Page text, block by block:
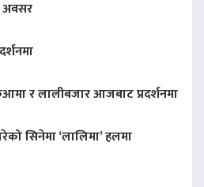
अवसर
र लालीबजार आजबाट प्रदर्शनमा
सिनेमा ‘लालिमा’ हलमा